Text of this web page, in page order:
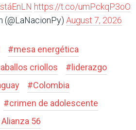
https://t.co/umPckqP3oO
(@LaNacionPy) August 7, 2026
#mesa energética
criollos # liderazgo
#Colombia
#crimen de adolescente
56